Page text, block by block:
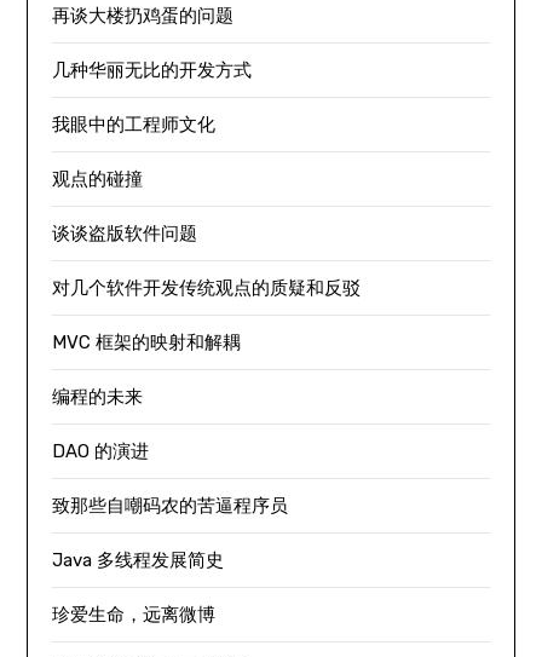
再谈大楼扔鸡蛋的问题
几种华丽无比的开发方式
我眼中的工程师文化
观点的碰撞
谈谈盗版软件问题
对几个软件开发传统观点的质疑和反驳
MVC 框架的映射和解耦
编程的未来
DAO 的演进
致那些自嘲码农的苦逼程序员
Java 多线程发展简史
珍爱生命，远离微博